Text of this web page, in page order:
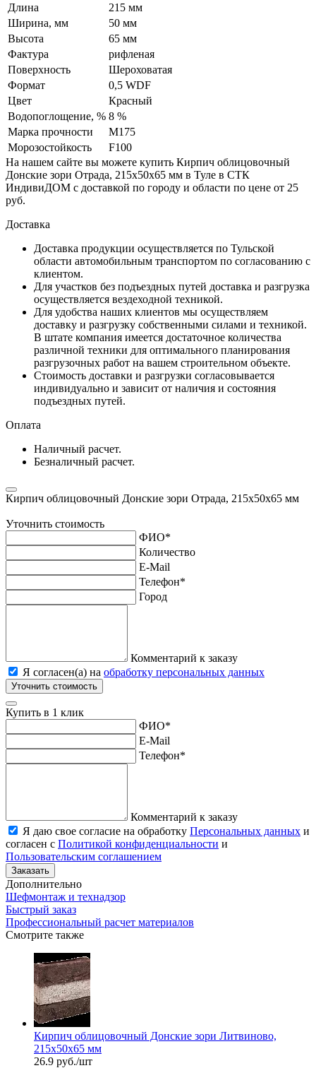
Длина
215 мм
Ширина, мм
50 мм
Высота
65 мм
Фактура
рифленая
Поверхность
Шероховатая
Формат
0,5 WDF
Цвет
Красный
Водопоглощение, % 8 %
Марка прочности
М175
Морозостойкость
F100
На нашем сайте вы можете купить Кирпич облицовочный
Донские зори Отрада, 215х50х65 мм в Туле в СТК
ИндивиДОМ с доставкой по городу и области по цене от 25
руб.
Доставка
Доставка продукции осуществляется по Тульской
области автомобильным транспортом по согласованию с
клиентом.
Для участков без подъездных путей доставка и разгрузка
осуществляется вездеходной техникой.
Для удобства наших клиентов мы осуществляем
доставку и разгрузку собственными силами и техникой.
В штате компания имеется достаточное количества
различной техники для оптимального планирования
разгрузочных работ на вашем строительном объекте.
Стоимость доставки и разгрузки согласовывается
индивидуально и зависит от наличия и состояния
подъездных путей.
Оплата
Наличный расчет.
Безналичный расчет.
Кирпич облицовочный Донские зори Отрада, 215х50х65 мм
Уточнить стоимость
ФИО*
Количество
E-Mail
Телефон*
Город
Комментарий к заказу
Я согласен(а) на обработку персональных данных
Уточнить стоимость
Купить в 1 клик
ФИО*
E-Mail
Телефон*
Комментарий к заказу
Я даю свое согласие на обработку Персональных данных и
согласен с Политикой конфиденциальности и
Пользовательским соглашением
Заказать
Дополнительно
Шефмонтаж и технадзор
Быстрый заказ
Профессиональный расчет материалов
Смотрите также
Кирпич облицовочный Донские зори Литвиново,
215х50х65 мм
26.9 руб./шт